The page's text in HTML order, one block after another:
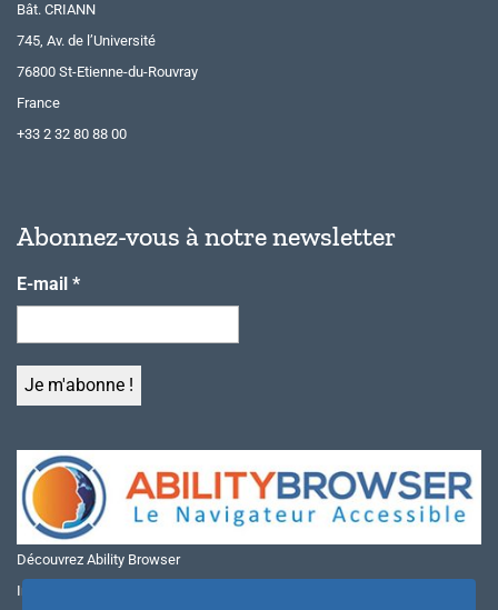
Bât. CRIANN
745, Av. de l’Université
76800 St-Etienne-du-Rouvray
France
+33 2 32 80 88 00
Abonnez-vous à notre newsletter
E-mail *
Découvrez Ability Browser
Installer Ability Browser sur Windows